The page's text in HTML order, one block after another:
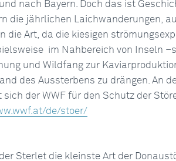
nach Bayern. Doch das ist
die jährlichen Laichwanderungen,
die Art, da die kiesigen
im Nahbereich von Inseln
und Wildfang zur
des Aussterbens zu drängen. An
sich der WWF für den Schutz der
de/stoer/
Sterlet die kleinste Art der